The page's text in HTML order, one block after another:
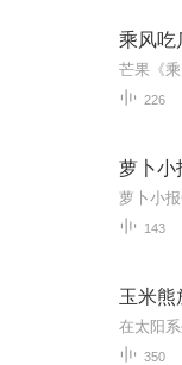
乘风吃
226
萝卜小
143
玉米熊
350